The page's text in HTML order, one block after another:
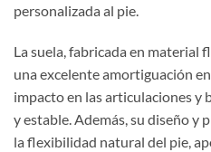
personalizada al pie.
La suela, fabricada en material
una excelente amortiguación
impacto en las articulaciones y
y estable. Además, su diseño y
la flexibilidad natural del pie,